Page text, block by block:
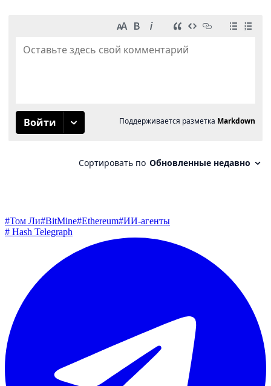
#Том Ли#BitMine#Ethereum#ИИ-агенты
# Hash Telegraph